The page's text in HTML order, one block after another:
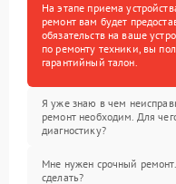
На этапе приема
ремонт вам будет
обязательств на ваше
по ремонту техники, вы
гарантийный талон.
Я уже знаю в чем
ремонт необходим. Для
диагностику?
Мне нужен срочный
сделать?